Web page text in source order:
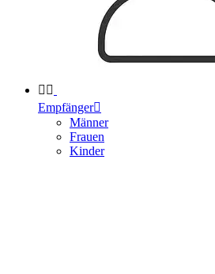
 
Empfänger
Männer
Frauen
Kinder